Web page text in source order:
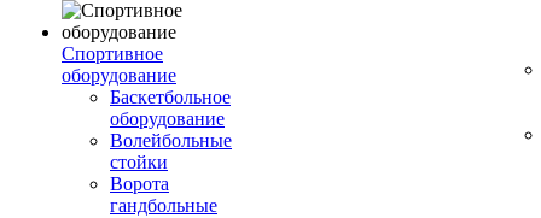
Спортивное
оборудование
Баскетбольное
оборудование
Волейбольные
стойки
Ворота
гандбольные